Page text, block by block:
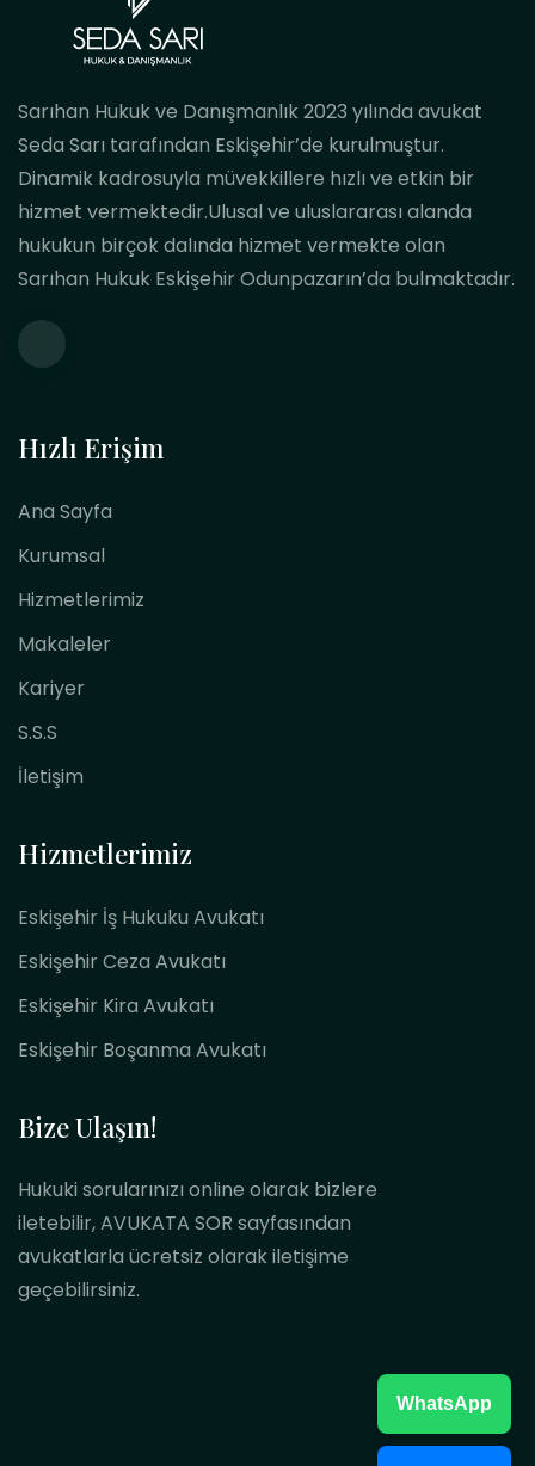
Sarıhan Hukuk ve Danışmanlık 2023 yılında avukat
Seda Sarı tarafından Eskişehir’de kurulmuştur.
Dinamik kadrosuyla müvekkillere hızlı ve etkin bir
hizmet vermektedir.Ulusal ve uluslararası alanda
hukukun birçok dalında hizmet vermekte olan
Sarıhan Hukuk Eskişehir Odunpazarın’da bulmaktadır.
Hızlı Erişim
Ana Sayfa
Kurumsal
Hizmetlerimiz
Makaleler
Kariyer
S.S.S
İletişim
Hizmetlerimiz
Eskişehir İş Hukuku Avukatı
Eskişehir Ceza Avukatı
Eskişehir Kira Avukatı
Eskişehir Boşanma Avukatı
Bize Ulaşın!
Hukuki sorularınızı online olarak bizlere
iletebilir, AVUKATA SOR sayfasından
avukatlarla ücretsiz olarak iletişime
geçebilirsiniz.
WhatsApp